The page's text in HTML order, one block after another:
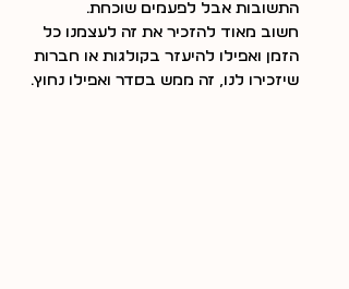
התשובות אבל לפעמים שוכחת.
חשוב מאוד להזכיר את זה לעצמנו כל
הזמן ואפילו להיעזר בקולגות או חברות
שיזכירו לנו, זה ממש בסדר ואפילו נחוץ.